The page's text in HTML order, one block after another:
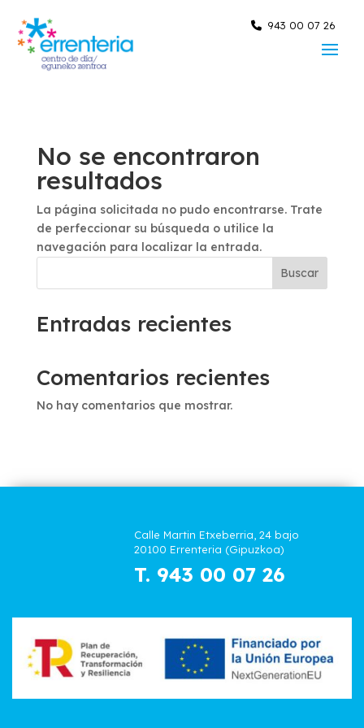
content
943 00 07 26
No se encontraron
resultados
La página solicitada no pudo encontrarse. Trate
de perfeccionar su búsqueda o utilice la
navegación para localizar la entrada.
Buscar
Entradas recientes
Comentarios recientes
No hay comentarios que mostrar.
Calle Martin Etxeberria, 24 bajo
20100 Errenteria (Gipuzkoa)
T. 943 00 07 26